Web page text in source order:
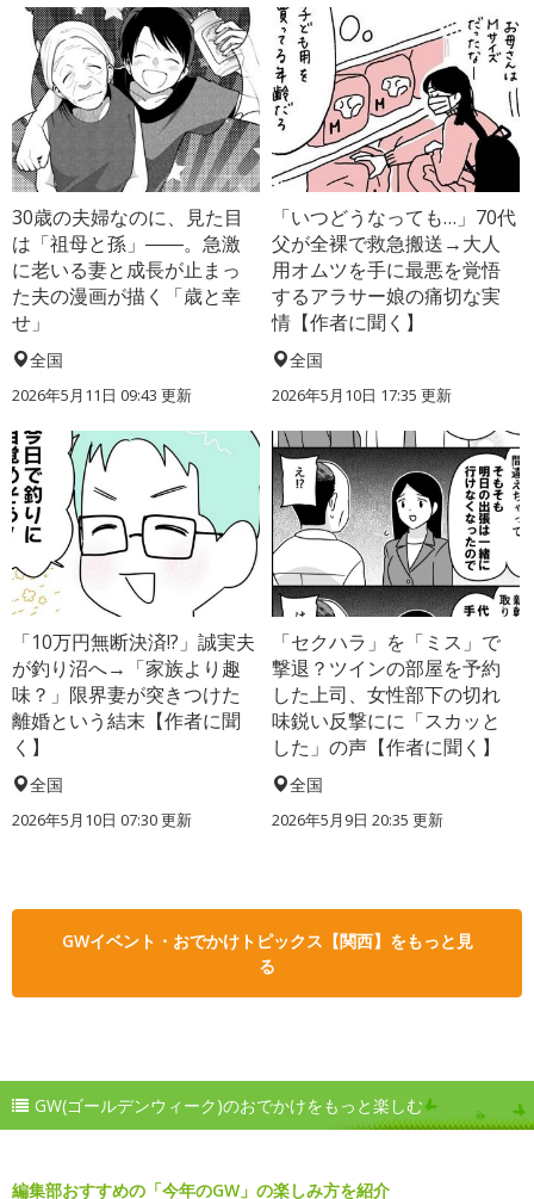
30歳の夫婦なのに、見た目
は「祖母と孫」――。急激
に老いる妻と成長が止まっ
た夫の漫画が描く「歳と幸
せ」
全国
2026年5月11日 09:43 更新
「いつどうなっても…」70代
父が全裸で救急搬送→大人
用オムツを手に最悪を覚悟
するアラサー娘の痛切な実
情【作者に聞く】
全国
2026年5月10日 17:35 更新
「10万円無断決済!?」誠実夫
が釣り沼へ→「家族より趣
味？」限界妻が突きつけた
離婚という結末【作者に聞
く】
全国
2026年5月10日 07:30 更新
「セクハラ」を「ミス」で
撃退？ツインの部屋を予約
した上司、女性部下の切れ
味鋭い反撃にに「スカッと
した」の声【作者に聞く】
全国
2026年5月9日 20:35 更新
GWイベント・おでかけトピックス【関西】をもっと見
る
GW(ゴールデンウィーク)のおでかけをもっと楽しむ
編集部おすすめの「今年のGW」の楽しみ方を紹介